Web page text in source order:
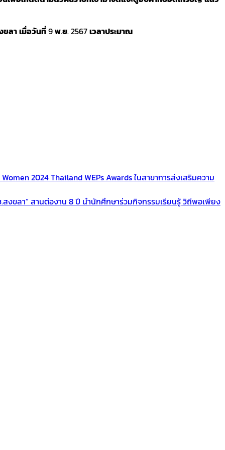
ขลาเมื่อวันที่9พ.ย. 2567เวลาประมาณ
2024 Thailand WEPs Awards ในสาขาการส่งเสริมความ
งขลา” สานต่องาน 8 ปี นำนักศึกษาร่วมกิจกรรมเรียนรู้ วิถีพอเพียง